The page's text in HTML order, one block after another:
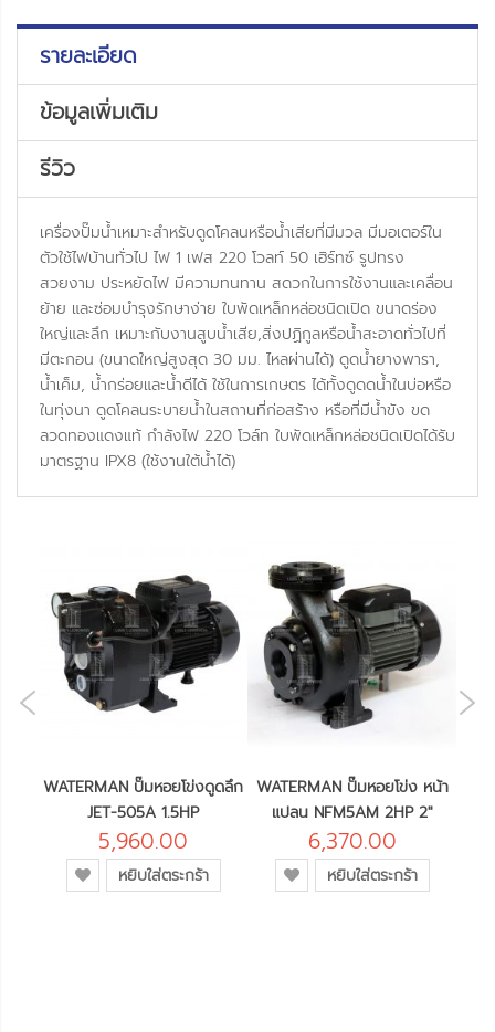
รายละเอียด
ข้อมูลเพิ่มเติม
รีวิว
เครื่องปั๊มน้ำเหมาะสำหรับดูดโคลนหรือน้ำเสียที่มีมวล มีมอเตอร์ใน
ตัวใช้ไฟบ้านทั่วไป ไฟ 1 เฟส 220 โวลท์ 50 เฮิร์ทซ์ รูปทรง
สวยงาม ประหยัดไฟ มีความทนทาน สดวกในการใช้งานและเคลื่อน
ย้าย และซ่อมบำรุงรักษาง่าย ใบพัดเหล็กหล่อชนิดเปิด ขนาดร่อง
ใหญ่และลึก เหมาะกับงานสูบน้ำเสีย,สิ่งปฏิกูลหรือน้ำสะอาดทั่วไปที่
มีตะกอน (ขนาดใหญ่สูงสุด 30 มม. ไหลผ่านได้) ดูดน้ำยางพารา,
น้ำเค็ม, น้ำกร่อยและน้ำดีได้ ใช้ในการเกษตร ได้ทั้งดูดดน้ำในบ่อหรือ
ในทุ่งนา ดูดโคลนระบายน้ำในสถานที่ก่อสร้าง หรือที่มีน้ำขัง ขด
ลวดทองแดงแท้ กำลังไฟ 220 โวล์ท ใบพัดเหล็กหล่อชนิดเปิดได้รับ
มาตรฐาน IPX8 (ใช้งานใต้น้ำได้)
WATERMAN ปั๊มหอยโข่งดูดลึก
JET-505A 1.5HP
5,960.00
เพิ่ม
หยิบใส่ตระกร้า
WATERMAN ปั๊มหอยโข่ง หน้า
แปลน NFM5AM 2HP 2"
6,370.00
เพิ่ม
หยิบใส่ตระกร้า